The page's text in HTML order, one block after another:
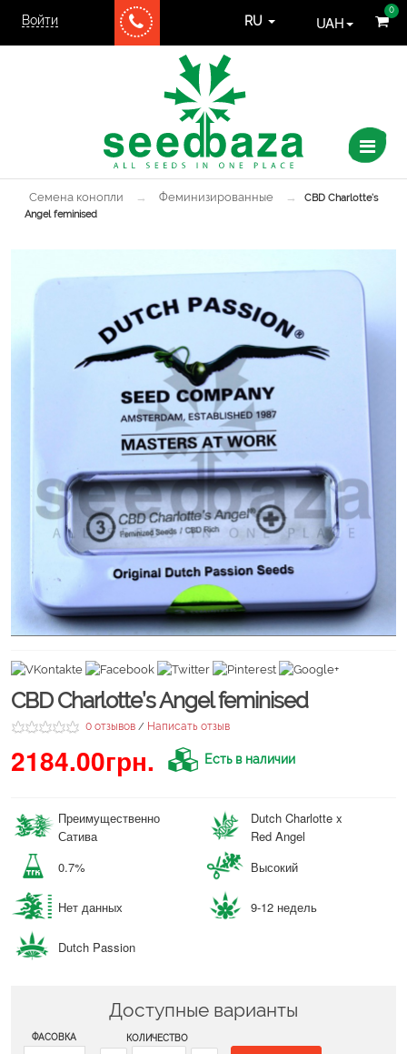
Войти
0
RU UAH
Семена конопли → Феминизированные →
CBD Charlotte’s
Angel feminised
CBD Charlotte’s Angel feminised
0 отзывов / Написать отзыв
2184.00грн. Есть в наличии
Преимущественно
Сатива
Dutch Charlotte x
Red Angel
0.7%
Высокий
Нет данных 9-12 недель
Dutch Passion
Доступные варианты
ФАСОВКА КОЛИЧЕСТВО